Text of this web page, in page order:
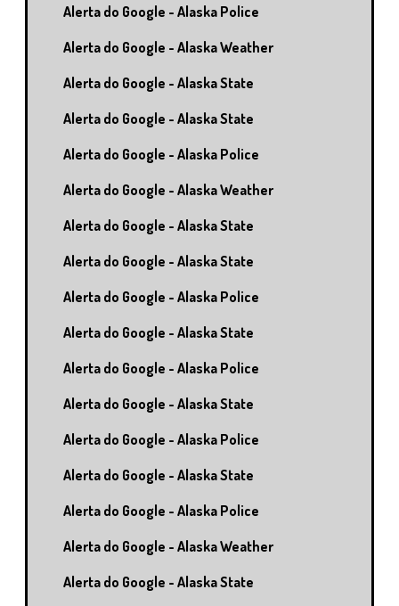
Alerta do Google - Alaska Police
Alerta do Google - Alaska Weather
Alerta do Google - Alaska State
Alerta do Google - Alaska State
Alerta do Google - Alaska Police
Alerta do Google - Alaska Weather
Alerta do Google - Alaska State
Alerta do Google - Alaska State
Alerta do Google - Alaska Police
Alerta do Google - Alaska State
Alerta do Google - Alaska Police
Alerta do Google - Alaska State
Alerta do Google - Alaska Police
Alerta do Google - Alaska State
Alerta do Google - Alaska Police
Alerta do Google - Alaska Weather
Alerta do Google - Alaska State